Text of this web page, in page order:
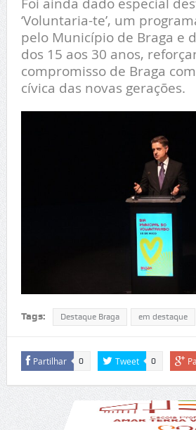
‘Voluntaria-te’, um
pelo Município de Braga e
dos 15 aos 30 anos,
compromisso de Braga
cívica das novas gerações.
Tags: Destaque Braga em destaque
Partilhar 0 Tweet 0